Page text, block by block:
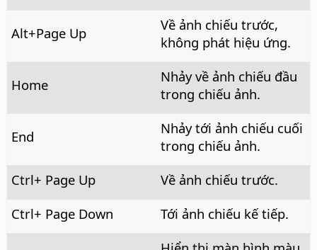
Alt+Page Up
Về ảnh chiếu trước,
không phát hiệu ứng.
Home
Nhảy về ảnh chiếu đầu
trong chiếu ảnh.
End
Nhảy tới ảnh chiếu cuối
trong chiếu ảnh.
Ctrl+ Page Up
Về ảnh chiếu trước.
Ctrl+ Page Down Tới ảnh chiếu kế tiếp.